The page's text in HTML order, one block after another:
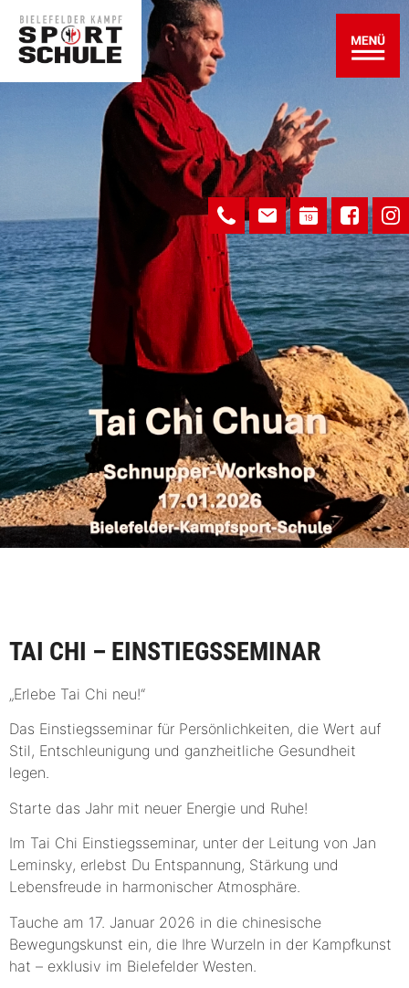
TAI CHI – EINSTIEGSSEMINAR
„Erlebe Tai Chi neu!“
Das Einstiegsseminar für Persönlichkeiten, die Wert auf
Stil, Entschleunigung und ganzheitliche Gesundheit
legen.
Starte das Jahr mit neuer Energie und Ruhe!
Im Tai Chi Einstiegsseminar, unter der Leitung von Jan
Leminsky, erlebst Du Entspannung, Stärkung und
Lebensfreude in harmonischer Atmosphäre.
Tauche am 17. Januar 2026 in die chinesische
Bewegungskunst ein, die Ihre Wurzeln in der Kampfkunst
hat – exklusiv im Bielefelder Westen.